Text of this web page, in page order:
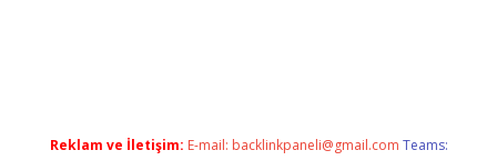
Reklam ve İletişim: E-mail: backlinkpaneli@gmail.com Teams: